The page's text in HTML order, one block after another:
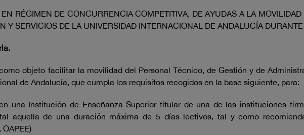
RÉGIMEN DE CONCURRENCIA COMPETITIVA, DE AYUDAS A LA
Y SERVICIOS DE LA UNIVERSIDAD INTERNACIONAL DE ANDALUCÍA
objeto facilitar la movilidad del Personal Técnico, de Gestión y de
de Andalucía, que cumpla los requisitos recogidos en la base siguiente, para:
una Institución de Enseñanza Superior titular de una de las instituciones
aquella de una duración máxima de 5 días lectivos, tal y como